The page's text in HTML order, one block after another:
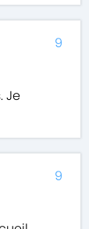
Je
9
9